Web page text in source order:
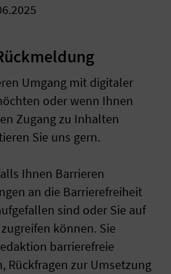
Umgang mit digitaler
oder wenn Ihnen
Zugang zu Inhalten
Sie uns gern.
Ihnen Barrieren
an die Barrierefreiheit
sind oder Sie auf
können. Sie
barrierefreie
Rückfragen zur Umsetzung